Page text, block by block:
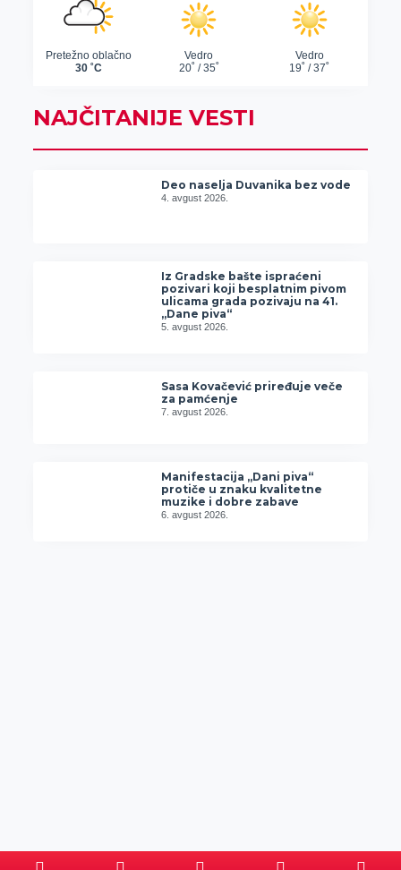
NAJČITANIJE VESTI
Deo naselja Duvanika bez vode
4. avgust 2026.
Iz Gradske bašte ispraćeni
pozivari koji besplatnim pivom
ulicama grada pozivaju na 41.
„Dane piva“
5. avgust 2026.
Sasa Kovačević priređuje veče
za pamćenje
7. avgust 2026.
Manifestacija „Dani piva“
protiče u znaku kvalitetne
muzike i dobre zabave
6. avgust 2026.